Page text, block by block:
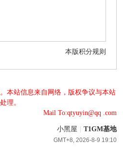
本版积分规则
本站信息来自网络，版权争议与本站
理。
Mail To:qtyuyin@qq .com
小黑屋 T1GM基地
GMT+8, 2026-8-9 19:10